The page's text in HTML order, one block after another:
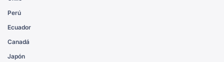
Perú
Ecuador
Canadá
Japón